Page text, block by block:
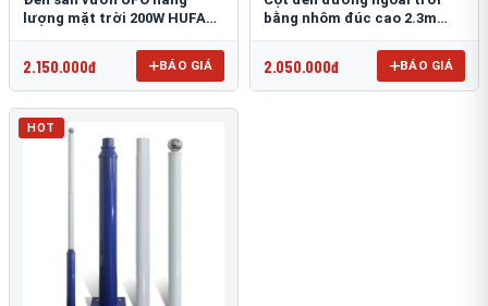
lượng mặt trời 200W HUFA
2.150.000đ BÁO GIÁ
bằng nhôm đúc cao 2.3m
2.050.000đ BÁO GIÁ
HOT